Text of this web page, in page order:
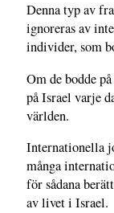
Denna typ av
ignoreras av
individer, som
Om de bodde
på Israel varje
världen.
Internationella
många
för sådana
av livet i Israel.